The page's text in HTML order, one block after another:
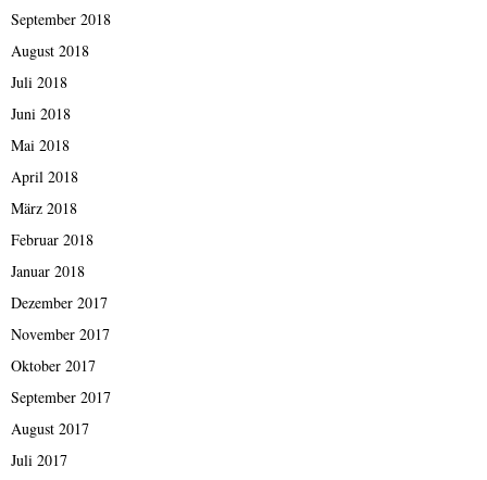
September 2018
August 2018
Juli 2018
Juni 2018
Mai 2018
April 2018
März 2018
Februar 2018
Januar 2018
Dezember 2017
November 2017
Oktober 2017
September 2017
August 2017
Juli 2017